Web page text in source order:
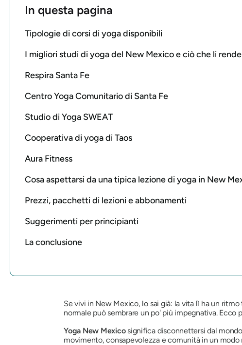
In questa pagina
Tipologie di corsi di yoga disponibili
I migliori studi di yoga del New Mexico e ciò che li
Respira Santa Fe
Centro Yoga Comunitario di Santa Fe
Studio di Yoga SWEAT
Cooperativa di yoga di Taos
Aura Fitness
Cosa aspettarsi da una tipica lezione di yoga in New
Prezzi, pacchetti di lezioni e abbonamenti
Suggerimenti per principianti
La conclusione
Se vivi in ​​New Mexico, lo sai già: la vita lì ha un
normale può sembrare un po' più impegnativa.
Yoga New Mexicosignifica disconnettersi dal
movimento, consapevolezza e comunità in un